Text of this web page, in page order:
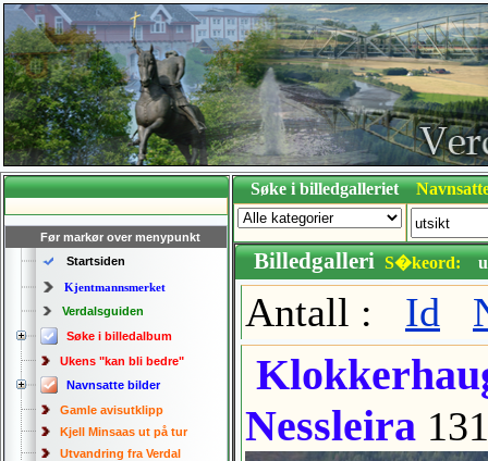
Før markør over menypunkt
Startsiden
Kjentmannsmerket
Verdalsguiden
Søke i billedalbum
Ukens "kan bli bedre"
Navnsatte bilder
Gamle avisutklipp
Kjell Minsaas ut på tur
Utvandring fra Verdal
Søke i billedgalleriet
Billedgalleri S�keord:
Antall : Id
Nessleira